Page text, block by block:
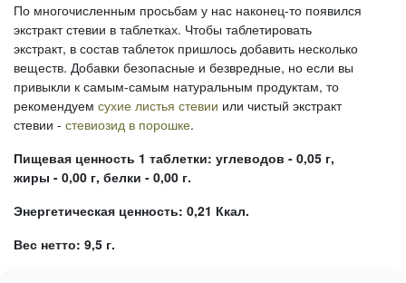
По многочисленным просьбам у нас наконец-то появился
экстракт стевии в таблетках. Чтобы таблетировать
экстракт, в состав таблеток пришлось добавить несколько
веществ. Добавки безопасные и безвредные, но если вы
привыкли к самым-самым натуральным продуктам, то
рекомендуем сухие листья стевии или чистый экстракт
стевии - стевиозид в порошке.
Пищевая ценность 1 таблетки: углеводов - 0,05 г,
жиры - 0,00 г, белки - 0,00 г.
Энергетическая ценность: 0,21 Ккал.
Вес нетто: 9,5 г.